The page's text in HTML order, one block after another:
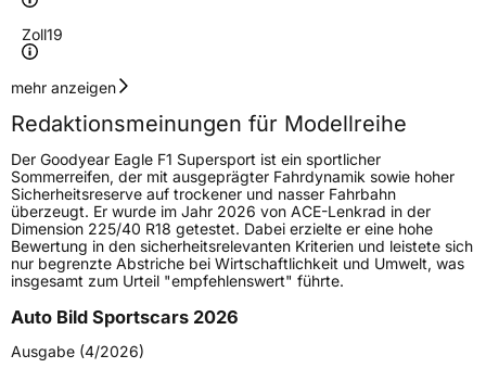
Zoll19
Geschwindigkeitsindex
Lastindex 96
Höchstlast710 kg
Gewicht (in kg)10,96 kg
Generelle Merkmale
FahrzeugtypPKW
VerwendungSommerreifen
mehr anzeigen
Redaktionsmeinungen für Modellreihe
Der Goodyear Eagle F1 Supersport ist ein sportlicher
Sommerreifen, der mit ausgeprägter Fahrdynamik sowie hoher
Sicherheitsreserve auf trockener und nasser Fahrbahn
überzeugt. Er wurde im Jahr 2026 von ACE-Lenkrad in der
Dimension 225/40 R18 getestet. Dabei erzielte er eine hohe
Bewertung in den sicherheitsrelevanten Kriterien und leistete sich
nur begrenzte Abstriche bei Wirtschaftlichkeit und Umwelt, was
insgesamt zum Urteil "empfehlenswert" führte.
Auto Bild Sportscars 2026
Ausgabe (4/2026)